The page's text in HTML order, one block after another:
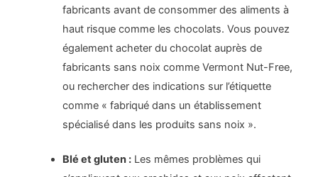
fabricants avant de consommer des aliments à
haut risque comme les chocolats. Vous pouvez
également acheter du chocolat auprès de
fabricants sans noix comme Vermont Nut-Free,
ou rechercher des indications sur l’étiquette
comme « fabriqué dans un établissement
spécialisé dans les produits sans noix ».
Blé et gluten : Les mêmes problèmes qui